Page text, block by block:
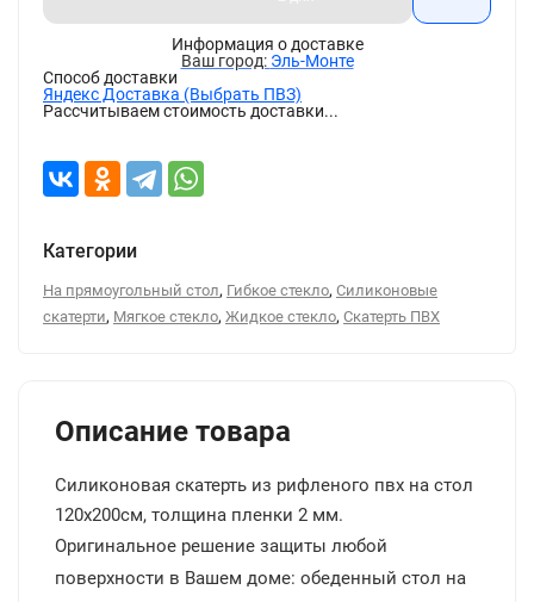
Информация о доставке
Эль-Монте
Способ доставки
Яндекс Доставка (Выбрать ПВЗ)
Рассчитываем стоимость доставки...
Категории
На прямоугольный стол, Гибкое стекло, Силиконовые
скатерти, Мягкое стекло, Жидкое стекло, Скатерть ПВХ
Описание товара
Силиконовая скатерть из рифленого пвх на стол
120x200см, толщина пленки 2 мм.
Оригинальное решение защиты любой
поверхности в Вашем доме: обеденный стол на